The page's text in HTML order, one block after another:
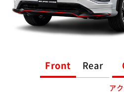
Front Rear
ア